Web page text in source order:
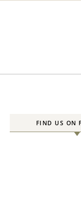
FIND US ON